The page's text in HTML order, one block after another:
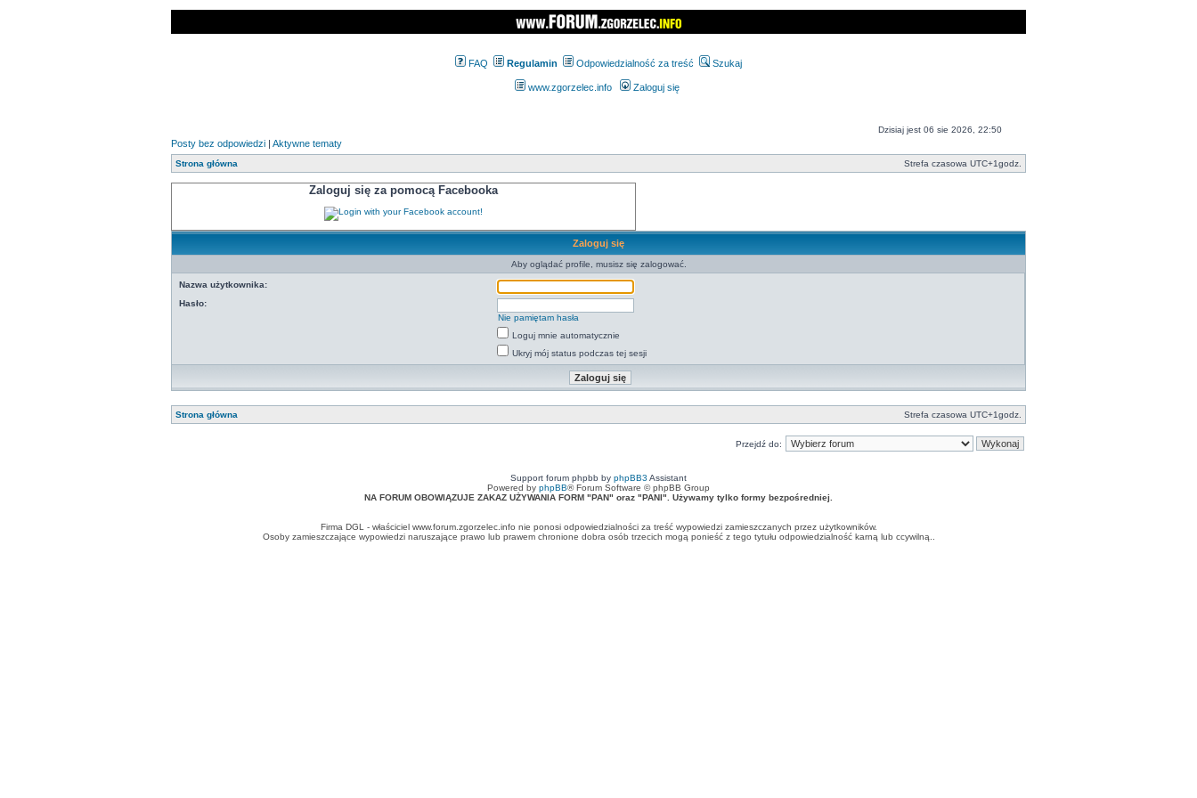
FAQ Regulamin Odpowiedzialność za treść Szukaj
www.zgorzelec.info Zaloguj się
Dzisiaj jest 06 sie 2026, 22:50
Posty bez odpowiedzi | Aktywne tematy
Strona główna Strefa czasowa UTC+1godz.
Zaloguj się za pomocą Facebooka
Zaloguj się
Aby oglądać profile, musisz się zalogować.
Nazwa użytkownika:
Hasło:
Nie pamiętam hasła
Loguj mnie automatycznie
Ukryj mój status podczas tej sesji
Strona główna Strefa czasowa UTC+1godz.
Przejdź do:
Support forum phpbb by phpBB3 Assistant
Powered by phpBB® Forum Software © phpBB Group
NA FORUM OBOWIĄZUJE ZAKAZ UŻYWANIA FORM "PAN" oraz "PANI". Używamy tylko formy bezpośredniej.
Firma DGL - właściciel www.forum.zgorzelec.info nie ponosi odpowiedzialności za treść wypowiedzi zamieszczanych przez użytkowników.
Osoby zamieszczające wypowiedzi naruszające prawo lub prawem chronione dobra osób trzecich mogą ponieść z tego tytułu odpowiedzialność karną lub ccywilną..